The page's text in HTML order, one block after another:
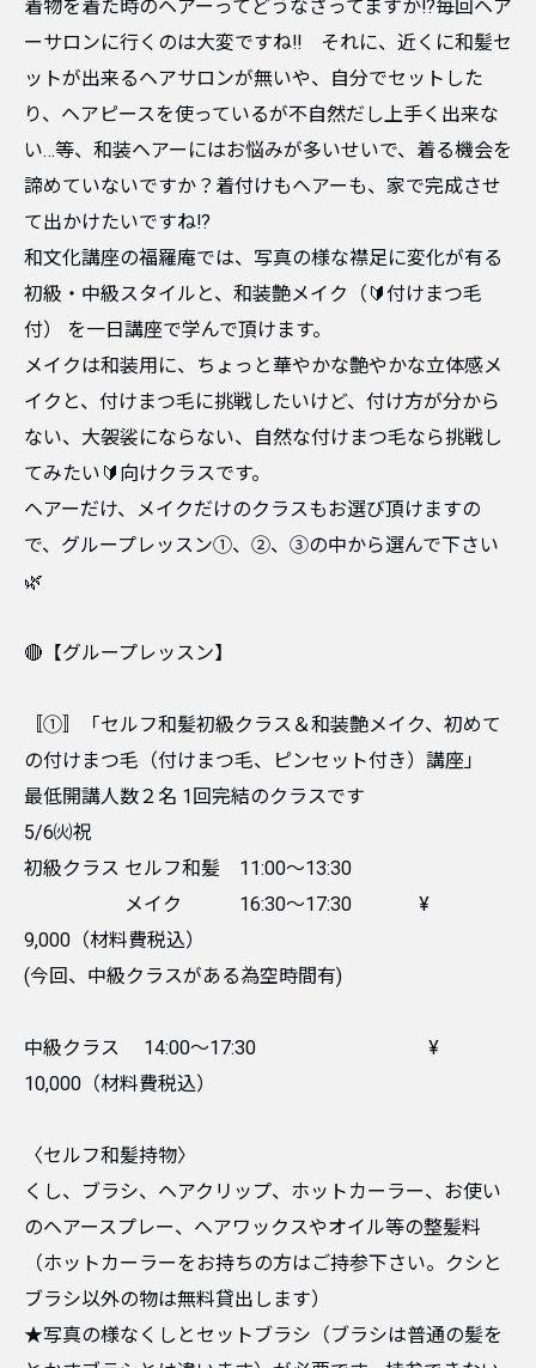
着物を着た時のヘアーってどうなさってますか!?毎回ヘア
ーサロンに行くのは大変ですね!! それに、近くに和髪セ
ットが出来るヘアサロンが無いや、自分でセットした
り、ヘアピースを使っているが不自然だし上手く出来な
い…等、和装ヘアーにはお悩みが多いせいで、着る機会を
諦めていないですか？着付けもヘアーも、家で完成させ
て出かけたいですね!?
和文化講座の福羅庵では、写真の様な襟足に変化が有る
初級・中級スタイルと、和装艶メイク（🔰付けまつ毛
付） を一日講座で学んで頂けます。
メイクは和装用に、ちょっと華やかな艶やかな立体感メ
イクと、付けまつ毛に挑戦したいけど、付け方が分から
ない、大袈裟にならない、自然な付けまつ毛なら挑戦し
てみたい🔰向けクラスです。
ヘアーだけ、メイクだけのクラスもお選び頂けますの
で、グループレッスン①、②、③の中から選んで下さい
🌿
🔴【グループレッスン】
〚①〛「セルフ和髪初級クラス＆和装艶メイク、初めて
の付けまつ毛（付けまつ毛、ピンセット付き）講座」
最低開講人数２名 1回完結のクラスです
5/6㈫祝
初級クラス セルフ和髪 11:00〜13:30
メイク 16:30〜17:30 ¥
9,000（材料費税込）
(今回、中級クラスがある為空時間有)
中級クラス 14:00〜17:30 ¥
10,000（材料費税込）
〈セルフ和髪持物〉
くし、ブラシ、ヘアクリップ、ホットカーラー、お使い
のヘアースプレー、ヘアワックスやオイル等の整髪料
（ホットカーラーをお持ちの方はご持参下さい。クシと
ブラシ以外の物は無料貸出します）
★写真の様なくしとセットブラシ（ブラシは普通の髪を